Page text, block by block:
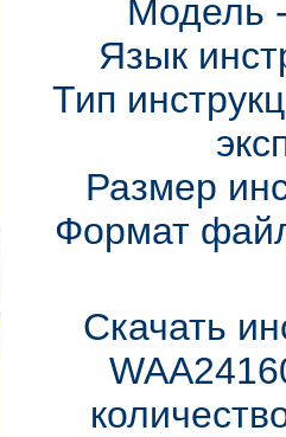
Модель
Язык
Тип
Размер
Формат
Скачать